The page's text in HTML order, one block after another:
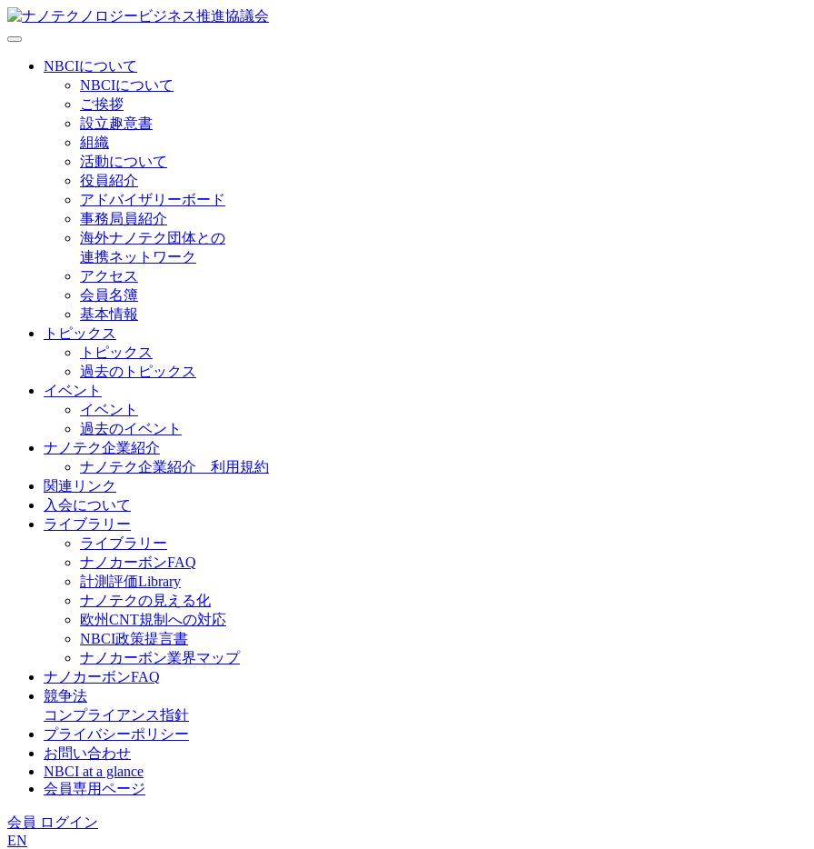
NBCIについて
NBCIについて
ご挨拶
設立趣意書
組織
活動について
役員紹介
アドバイザリーボード
事務局員紹介
海外ナノテク団体との
連携ネットワーク
アクセス
会員名簿
基本情報
トピックス
トピックス
過去のトピックス
イベント
イベント
過去のイベント
ナノテク企業紹介
ナノテク企業紹介 利用規約
関連リンク
入会について
ライブラリー
ライブラリー
ナノカーボンFAQ
計測評価Library
ナノテクの見える化
欧州CNT規制への対応
NBCI政策提言書
ナノカーボン業界マップ
ナノカーボンFAQ
競争法
コンプライアンス指針
プライバシーポリシー
お問い合わせ
NBCI at a glance
会員専用ページ
会員 ログイン
EN